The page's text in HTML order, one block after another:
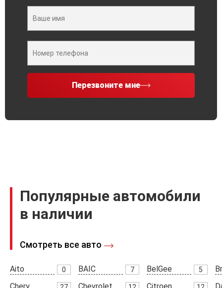
Перезвоните мне
Популярные автомобили
в наличии
Смотреть все авто
Aito 0 BAIC 7 BelGee 5